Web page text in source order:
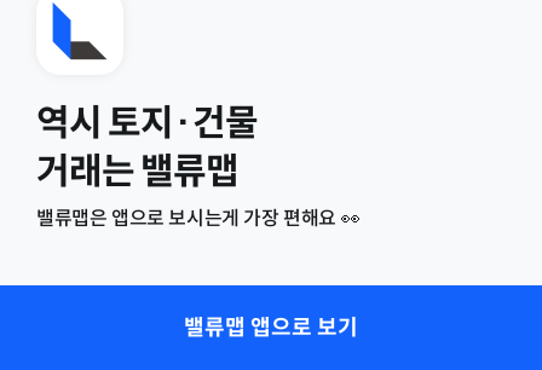
역시 토지·건물
거래는 밸류맵
밸류맵은 앱으로 보시는게 가장 편해요 👀
밸류맵 앱으로 보기